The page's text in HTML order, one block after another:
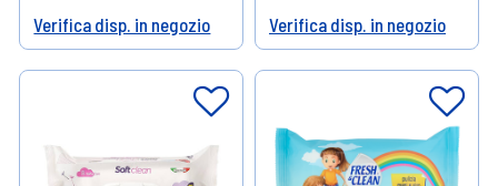
Help
Verifica disp. in negozio
Help
Verifica disp. in negozio